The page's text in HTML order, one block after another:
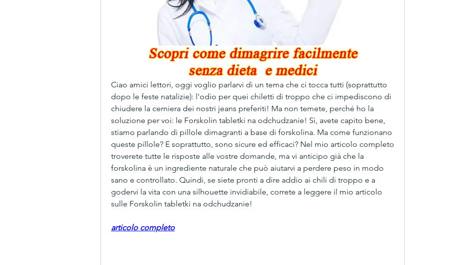
Ciao amici lettori, oggi voglio parlarvi di un tema che ci tocca tutti (soprattutto
dopo le feste natalizie): l'odio per quei chiletti di troppo che ci impediscono di
chiudere la cerniera dei nostri jeans preferiti! Ma non temete, perché ho la
soluzione per voi: le Forskolin tabletki na odchudzanie! Sì, avete capito bene,
stiamo parlando di pillole dimagranti a base di forskolina. Ma come funzionano
queste pillole? E soprattutto, sono sicure ed efficaci? Nel mio articolo completo
troverete tutte le risposte alle vostre domande, ma vi anticipo già che la
forskolina è un ingrediente naturale che può aiutarvi a perdere peso in modo
sano e controllato. Quindi, se siete pronti a dire addio ai chili di troppo e a
godervi la vita con una silhouette invidiabile, correte a leggere il mio articolo
sulle Forskolin tabletki na odchudzanie!
articolo completo